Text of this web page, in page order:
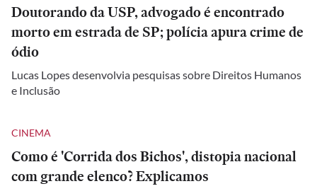
Doutorando da USP, advogado é encontrado
morto em estrada de SP; polícia apura crime de
ódio
Lucas Lopes desenvolvia pesquisas sobre Direitos Humanos
e Inclusão
CINEMA
Como é 'Corrida dos Bichos', distopia nacional
com grande elenco? Explicamos